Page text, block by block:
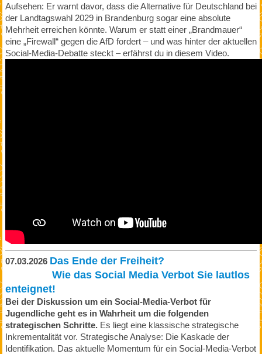
Aufsehen: Er warnt davor, dass die Alternative für Deutschland bei
der Landtagswahl 2029 in Brandenburg sogar eine absolute
Mehrheit erreichen könnte. Warum er statt einer „Brandmauer“
eine „Firewall“ gegen die AfD fordert – und was hinter der aktuellen
Social-Media-Debatte steckt – erfährst du in diesem Video.
07.03.2026 Das Ende der Freiheit?
Wie das Social Media Verbot Sie lautlos
enteignet!
Bei der Diskussion um ein Social-Media-Verbot für
Jugendliche geht es in Wahrheit um die folgenden
strategischen Schritte.Es liegt eine klassische strategische
Inkrementalität vor. Strategische Analyse: Die Kaskade der
Identifikation. Das aktuelle Momentum für ein Social-Media-Verbot